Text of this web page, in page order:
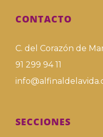
CONTACTO
C. del Corazón de
91 299 94 11
SECCIONES